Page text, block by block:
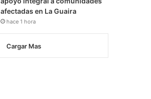
afectadas en La Guaira
hace 1 hora
Cargar Mas